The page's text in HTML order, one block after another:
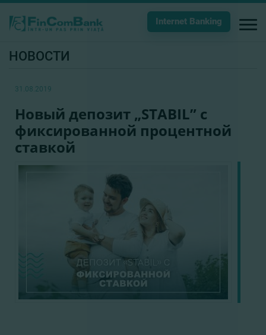
Internet Banking
НОВОСТИ
31.08.2019
Новый депозит „STABIL” с
фиксированной процентной
ставкой